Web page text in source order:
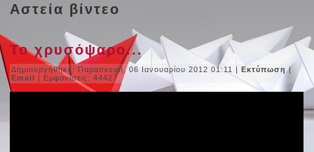
Αστεία βίντεο
To χρυσόψαρο...
Δημιουργήθηκε: Παρασκευή, 06 Ιανουαρίου 2012 01:11 |Εκτύπωση|
Email | Εμφανίσεις: 4442